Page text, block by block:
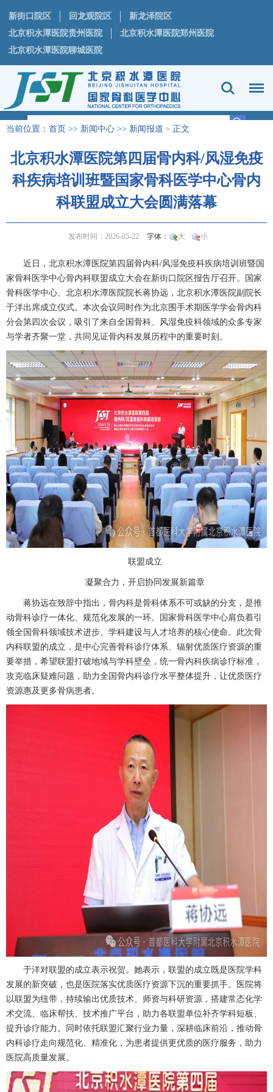
新街口院区 回龙观院区
新龙泽院区
北京积水潭医院贵州医院
北京积水潭医院郑州医院
北京积水潭医院聊城医院
当前位置： 首页 >> 新闻中心 >> 新闻报道 > 正文
北京积水潭医院第四届骨内科/风湿免疫
科疾病培训班暨国家骨科医学中心骨内
科联盟成立大会圆满落幕
发布时间：2026-05-22 字体： 大 小
近日，北京积水潭医院第四届骨内科/风湿免疫科疾病培训班暨国
家骨科 医学中心骨内科联盟成立大会在新街口院区报告厅召开。国家
骨科 医学中心、北京积水潭医院院长蒋协远 ，北京积水潭医院副院长
于洋出席成立仪式。本次会议同时作为北京围手术期医学学会骨内科
分会第四次会议，吸引了来自全国 骨科、 风湿免疫科领域的众多专家
与学者齐聚一堂，共同见证骨内科发展历程中的重要时刻。
联盟成立
凝聚合力，开启协同发展新篇章
蒋协远在致辞中指出， 骨内科是骨科体系不可或缺的分支，是推
动骨科诊疗一体化、规范化发展的一环。国家骨科 医学中心肩负着引
领全国 骨科领域技术进步、学科建设与人才培养的核心使命。此次骨
内科联盟的成立，是中心完善骨科诊疗体系、辐射优质医疗资源的重
要举措，希望联盟打破地域与学科壁垒，统一骨内科疾病诊疗标准，
攻克临床疑难问题，助力全国 骨内科诊疗水平整体提升，让优质医疗
资源惠及更多骨病患者。
于洋对联盟的成立表示祝贺。她表示，联盟的成立既是医院学科
发展的新突破，也是医院落实优质医疗资源下沉的重要抓手。医院将
以联盟为纽带，持续输出优质技术、师资与科研资源，搭建常态化学
术交流、临床帮扶、技术推广平台，助力各联盟单位补齐学科短板、
提升诊疗能力。同时依托联盟汇聚行业力量，深耕临床前沿，推动骨
内科诊疗走向规范化、精准化，为患者提供更优质的医疗服务，助力
医院高质量发展。